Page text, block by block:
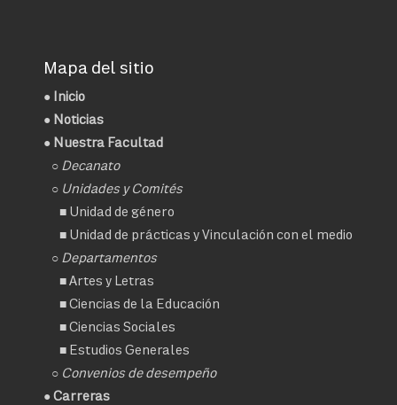
Mapa del sitio
● Inicio
● Noticias
● Nuestra Facultad
○ Decanato
○ Unidades y Comités
■ Unidad de género
■ Unidad de prácticas y Vinculación con el medio
○ Departamentos
■Artes y Letras
■Ciencias de la Educación
■Ciencias Sociales
■ Estudios Generales
○ Convenios de desempeño
● Carreras